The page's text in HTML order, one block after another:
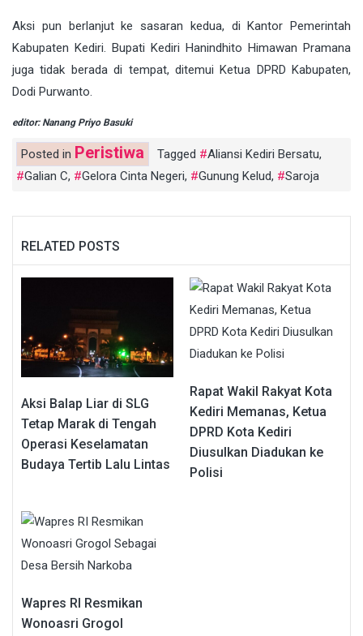
Aksi pun berlanjut ke sasaran kedua, di Kantor Pemerintah
Kabupaten Kediri. Bupati Kediri Hanindhito Himawan Pramana
juga tidak berada di tempat, ditemui Ketua DPRD Kabupaten,
Dodi Purwanto.
editor: Nanang Priyo Basuki
Posted in Peristiwa Tagged Aliansi Kediri Bersatu,
Galian C, Gelora Cinta Negeri, Gunung Kelud, Saroja
RELATED POSTS
Aksi Balap Liar di SLG
Tetap Marak di Tengah
Operasi Keselamatan
Budaya Tertib Lalu Lintas
Rapat Wakil Rakyat Kota
Kediri Memanas, Ketua
DPRD Kota Kediri
Diusulkan Diadukan ke
Polisi
Wapres RI Resmikan
Wonoasri Grogol